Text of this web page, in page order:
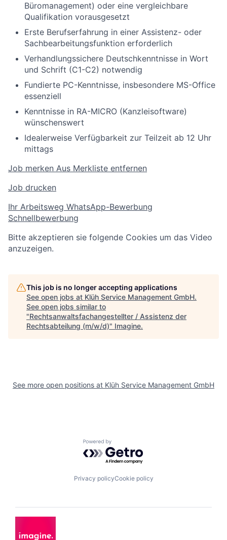
Büromanagement) oder eine vergleichbare
Qualifikation vorausgesetzt
Erste Berufserfahrung in einer Assistenz- oder
Sachbearbeitungsfunktion erforderlich
Verhandlungssichere Deutschkenntnisse in Wort
und Schrift (C1-C2) notwendig
Fundierte PC-Kenntnisse, insbesondere MS-Office
essenziell
Kenntnisse in RA-MICRO (Kanzleisoftware)
wünschenswert
Idealerweise Verfügbarkeit zur Teilzeit ab 12 Uhr
mittags
Job merken Aus Merkliste entfernen
Job drucken
Ihr Arbeitsweg WhatsApp-Bewerbung
Schnellbewerbung
Bitte akzeptieren sie folgende Cookies um das Video
anzuzeigen.
This job is no longer accepting applications
See open jobs at Klüh Service Management GmbH.
See open jobs similar to
"Rechtsanwaltsfachangestellter / Assistenz der
Rechtsabteilung (m/w/d)" Imagine.
See more open positions at Klüh Service Management GmbH
Powered by Getro.com
Privacy policyCookie policy